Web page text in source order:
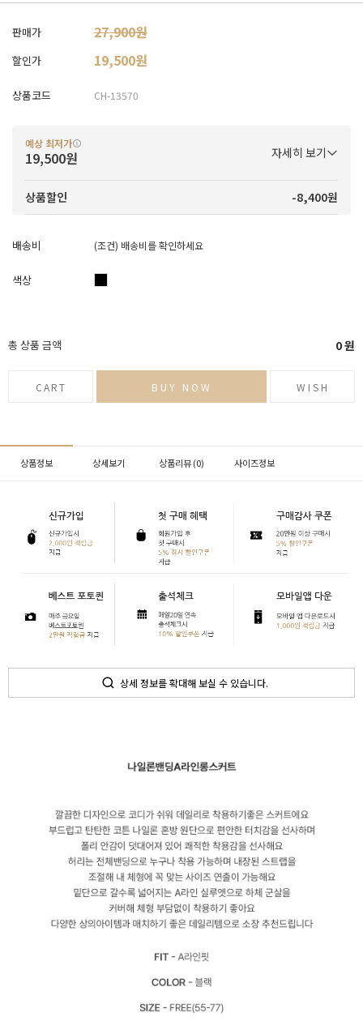
판매가 27,900원
할인가 19,500원
상품코드 CH-13570
예상 최저가
19,500원 자세히 보기
상품할인 -8,400원
배송비 (조건) 배송비를 확인하세요
색상
총 상품 금액 0원
CART BUY NOW WISH
상품정보 상세보기 상품리뷰 (0) 사이즈정보
상세 정보를 확대해 보실 수 있습니다.